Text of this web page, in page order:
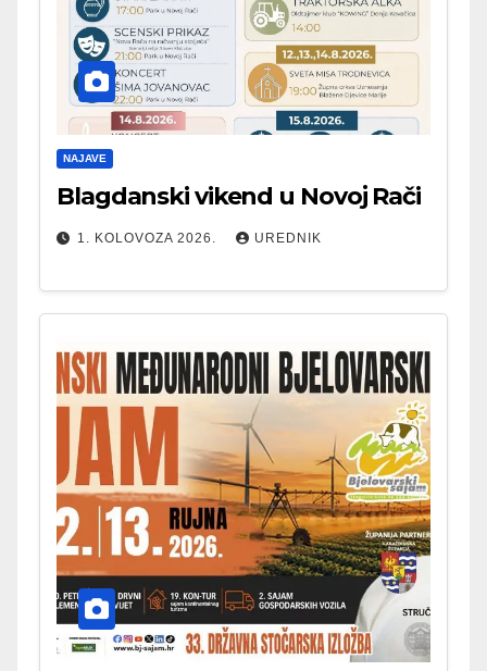
NAJAVE
Blagdanski vikend u Novoj Rači
1. KOLOVOZA 2026. UREDNIK